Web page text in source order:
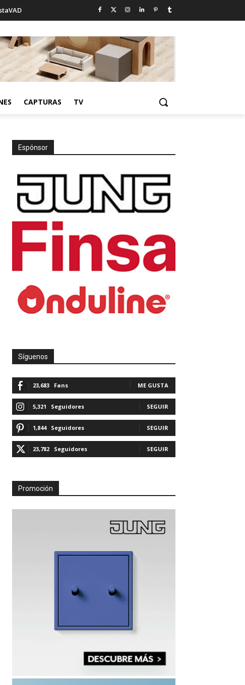
CAPTURAS TV
Espónsor
Síguenos
23,683 Fans ME GUSTA
5,321 Seguidores SEGUIR
1,844 Seguidores SEGUIR
23,782 Seguidores SEGUIR
Promoción